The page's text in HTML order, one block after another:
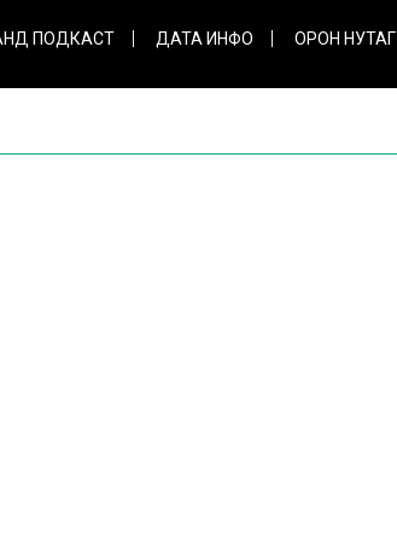
ПОДКАСТ ДАТА ИНФО ОРОН НУТАГ